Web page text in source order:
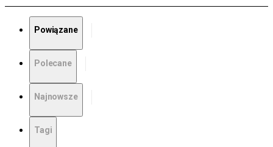
Powiązane
Polecane
Najnowsze
Tagi